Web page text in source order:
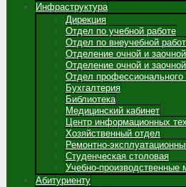
Инфраструктура
Дирекция
Отдел по учебной работе
Отдел по внеучебной
Отделение очной и
Отделение очной и
Отдел профессионального
Бухгалтерия
Библиотека
Медицинский кабинет
Центр информационных
Хозяйственный отдел
Ремонтно-
Студенческая столовая
Учебно-производственные
Абитуриенту